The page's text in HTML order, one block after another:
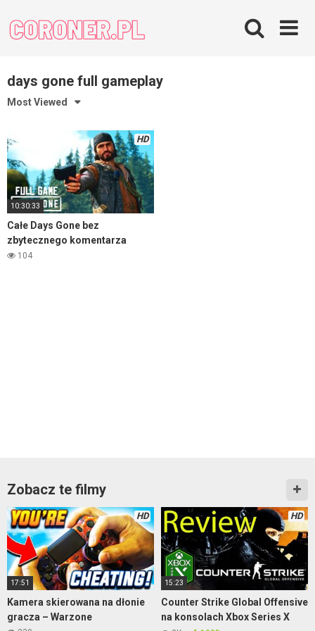
content
days gone full gameplay
Most Viewed
HD
10:30:33
Całe Days Gone bez
zbytecznego komentarza
104
Zobacz te filmy
HD
17:51
Kamera skierowana na dłonie
gracza – Warzone
HD
15:23
Counter Strike Global Offensive
na konsolach Xbox Series X